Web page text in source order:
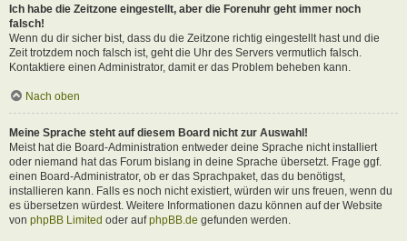
Ich habe die Zeitzone eingestellt, aber die Forenuhr geht immer noch
falsch!
Wenn du dir sicher bist, dass du die Zeitzone richtig eingestellt hast und die
Zeit trotzdem noch falsch ist, geht die Uhr des Servers vermutlich falsch.
Kontaktiere einen Administrator, damit er das Problem beheben kann.
Nach oben
Meine Sprache steht auf diesem Board nicht zur Auswahl!
Meist hat die Board-Administration entweder deine Sprache nicht installiert
oder niemand hat das Forum bislang in deine Sprache übersetzt. Frage ggf.
einen Board-Administrator, ob er das Sprachpaket, das du benötigst,
installieren kann. Falls es noch nicht existiert, würden wir uns freuen, wenn du
es übersetzen würdest. Weitere Informationen dazu können auf der Website
von phpBB Limited oder aufphpBB.de gefunden werden.